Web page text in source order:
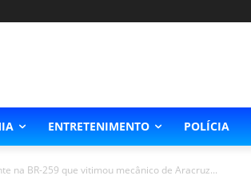
ENTRETENIMENTO POLÍCIA
na BR-259 que vitimou mecânico de Aracruz...